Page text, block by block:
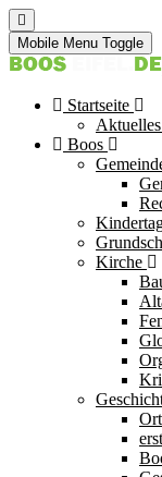
Mobile Menu Toggle
Startseite
Boos
Kirche